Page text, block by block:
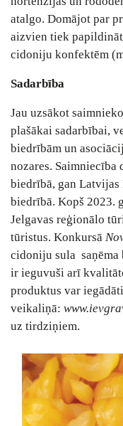
atalgo. Domājot par
aizvien tiek
cidoniju konfektēm
Sadarbība
Jau uzsākot
plašākai sadarbībai,
biedrībām un
nozares. Saimniecība
biedrībā, gan
biedrībā. Kopš 2023.
Jelgavas reģionālo
tūristus. Konkursā
cidoniju sula
ir ieguvuši arī
produktus var
veikaliņā:
uz tirdziņiem.